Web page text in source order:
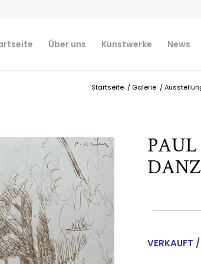
Über uns Kunstwerke News
Startseite / Galerie /
VERKAUFT